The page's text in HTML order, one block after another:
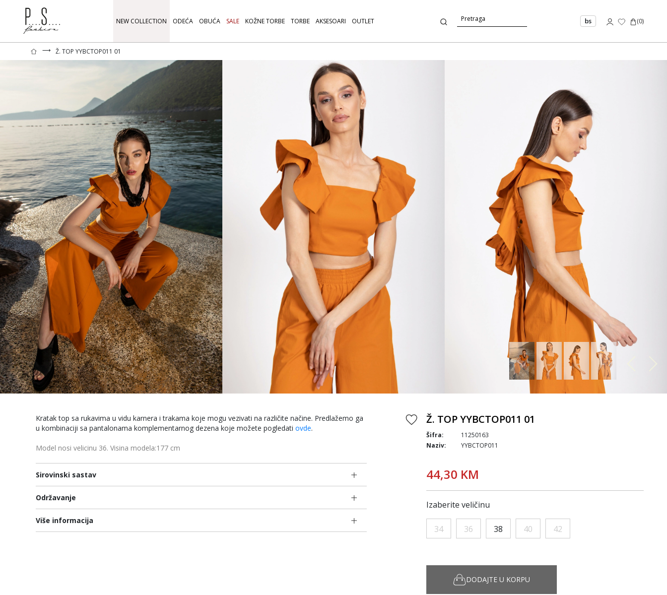
NEW COLLECTION ODEĆA OBUĆA SALE KOŽNE TORBE TORBE AKSESOARI OUTLET bs (0)
⟶ Ž. TOP YYBCTOP011 01
Kratak top sa rukavima u vidu karnera i trakama koje mogu vezivati na različite načine. Predlažemo ga
u kombinaciji sa pantalonama komplementarnog dezena koje možete pogledatiovde.
Model nosi velicinu 36. Visina modela:177 cm
Sirovinski sastav
Održavanje
Više informacija
Ž. TOP YYBCTOP011 01
Šifra:
11250163
Naziv:
YYBCTOP011
44,30 KM
Izaberite veličinu
34 36 38 40 42
DODAJTE U KORPU